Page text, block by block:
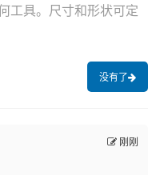
工具。尺寸和形状可定
没有了
刚刚